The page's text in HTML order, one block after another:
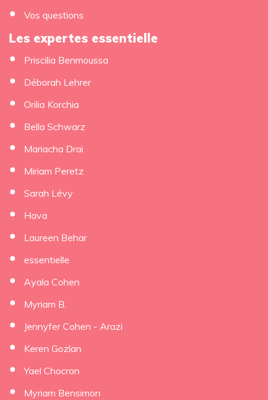
Vos questions
Les expertes essentielle
Priscilia Benmoussa
Déborah Lehrer
Orilia Korchia
Bella Schwarz
Mariacha Drai
Miriam Peretz
Sarah Lévy
Hava
Laureen Behar
essentielle
Ayala Cohen
Myriam B.
Jennyfer Cohen - Arazi
Keren Gozlan
Yael Chocron
Myriam Bensimon